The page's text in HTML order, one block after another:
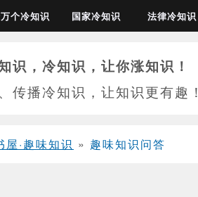
个冷知识 国家冷知识 法律冷知识
识，冷知识，让你涨知识！
传播冷知识，让知识更有趣！
屋·趣味知识 » 趣味知识问答